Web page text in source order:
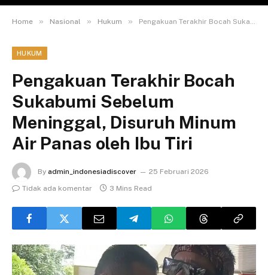
Home » Nasional » Hukum » Pengakuan Terakhir Bocah Sukabumi Sebelum Meninggal, Disuruh Minum Air Panas oleh Ibu Tiri
HUKUM
Pengakuan Terakhir Bocah
Sukabumi Sebelum
Meninggal, Disuruh Minum
Air Panas oleh Ibu Tiri
By admin_indonesiadiscover
25 Februari 2026
Tidak ada komentar
3 Mins Read